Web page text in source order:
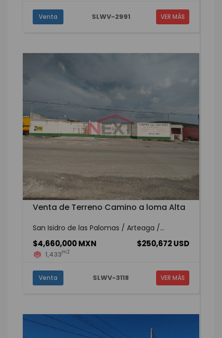
Venta SLWV-2991 VER MÁS
Venta de Terreno Camino a loma Alta
San Isidro de las Palomas / Arteaga /...
$4,660,000 MXN $250,672 USD
1,433m2
Venta SLWV-3118 VER MÁS